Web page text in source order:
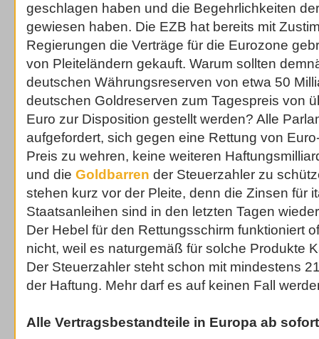
geschlagen haben und die Begehrlichkeiten
gewiesen haben. Die EZB hat bereits mit
Regierungen die Verträge für die Eurozone
von Pleiteländern gekauft. Warum sollten
deutschen Währungsreserven von etwa 50
deutschen Goldreserven zum Tagespreis von
Euro zur Disposition gestellt werden? Alle
aufgefordert, sich gegen eine Rettung von
Preis zu wehren, keine weiteren
und die Goldbarren der Steuerzahler zu
stehen kurz vor der Pleite, denn die Zinsen für
Staatsanleihen sind in den letzten Tagen
Der Hebel für den Rettungsschirm funktioniert
nicht, weil es naturgemäß für solche Produkte
Der Steuerzahler steht schon mit mindestens
der Haftung. Mehr darf es auf keinen Fall
Alle Vertragsbestandteile in Europa ab